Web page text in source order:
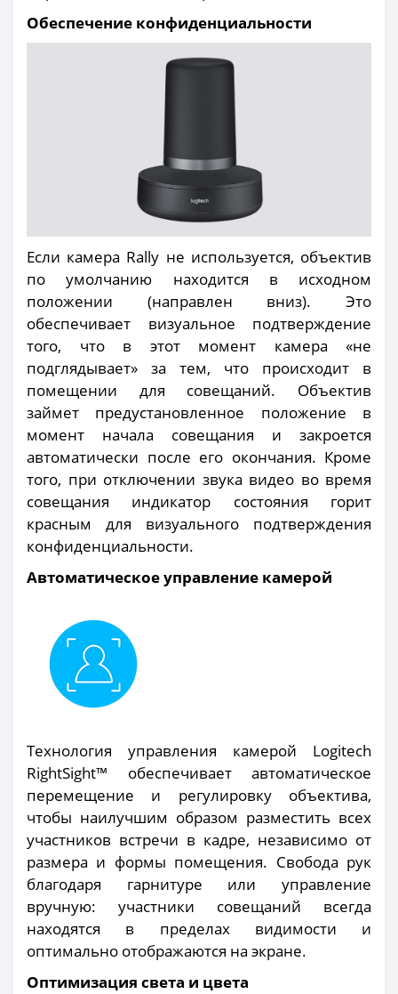
Обеспечение конфиденциальности
Если камера Rally не используется, объектив
по умолчанию находится в исходном
положении (направлен вниз). Это
обеспечивает визуальное подтверждение
того, что в этот момент камера «не
подглядывает» за тем, что происходит в
помещении для совещаний. Объектив
займет предустановленное положение в
момент начала совещания и закроется
автоматически после его окончания. Кроме
того, при отключении звука видео во время
совещания индикатор состояния горит
красным для визуального подтверждения
конфиденциальности.
Автоматическое управление камерой
Технология управления камерой Logitech
RightSight™ обеспечивает автоматическое
перемещение и регулировку объектива,
чтобы наилучшим образом разместить всех
участников встречи в кадре, независимо от
размера и формы помещения. Свобода рук
благодаря гарнитуре или управление
вручную: участники совещаний всегда
находятся в пределах видимости и
оптимально отображаются на экране.
Оптимизация света и цвета